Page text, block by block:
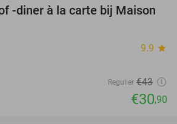
28%
-diner à la carte bij Maison
9.9 star
Regulier €43
€30,90